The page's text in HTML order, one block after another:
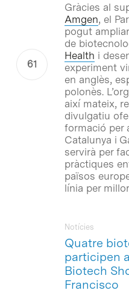
Gràcies al
Amgen, el
pogut
de
Health i
experiment
en anglès,
polonès.
així mateix,
divulgatiu
formació per
Catalunya i
servirà per
pràctiques
països
línia per
Quatre
participen
Biotech
Francisco
Notícies